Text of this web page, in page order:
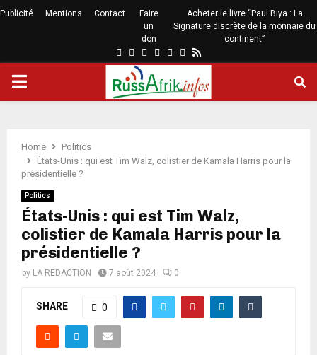
Publicité Mentions Contact
Faire
un
don
Acheter le livre “Paul Biya : La
Signature discrète de la monnaie du
continent”
Home
Politics
États-Unis : qui est Tim Walz, colistier de Kamala Harris pour la
présidentielle ?
Politics
États-Unis : qui est Tim Walz,
colistier de Kamala Harris pour la
présidentielle ?
by LA REDACTION 7 août 2024 0
SHARE 0